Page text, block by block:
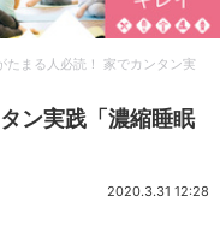
たまる人必読！ 家でカンタン実
ン実践「濃縮睡眠
2020.3.31 12:28